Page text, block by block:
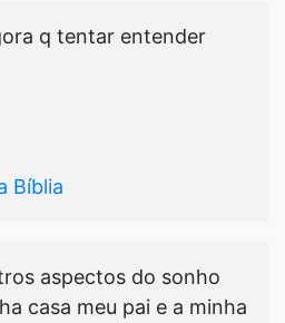
q tentar entender
Bíblia
aspectos do sonho
casa meu pai e a minha